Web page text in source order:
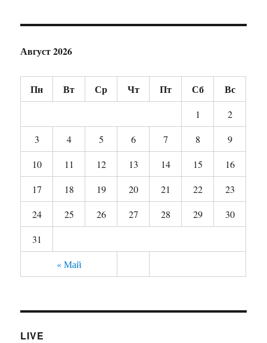
Август 2026
Пн Вт Ср Чт Пт Сб Вс
« Май
1
2
3
4 5 6 7 8
9
10
11 12 13 14 15
16
17
18 19 20 21 22
23
24
25 26 27 28 29
30
31
LIVE